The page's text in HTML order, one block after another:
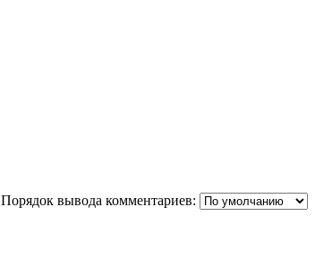
Порядок вывода комментариев: